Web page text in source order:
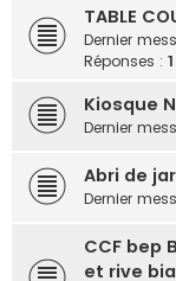
TABLE
Dernier
Réponses : 1
Kiosque
Dernier
Abri de
Dernier
CCF bep
et rive